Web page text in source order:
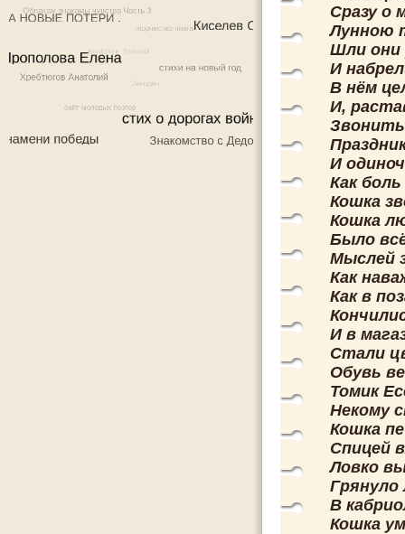
Сразу о
Лунною
Шли они
И
В нём
И,
И
Как
Кошка
Кошка
Было
Мыслей
Как
Как в
И в
Стали
Обувь
Томик
Некому
Кошка
Спицей
Ловко
Грянуло
В
Кошка